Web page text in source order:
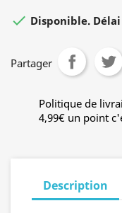
 Disponible.
Partager
Politique de
4,99€ un point
Description